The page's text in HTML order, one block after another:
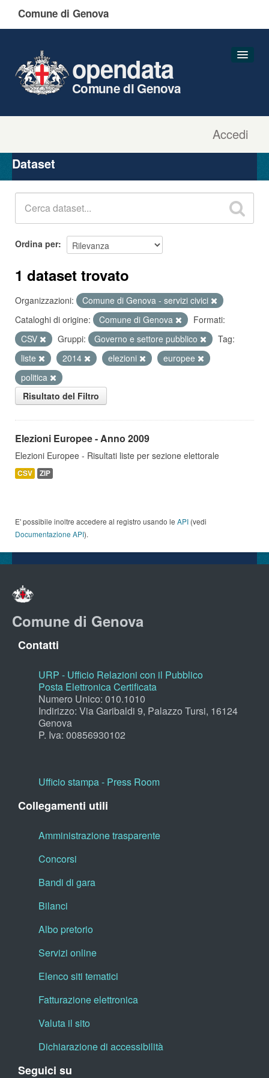
Comune di Genova
Accedi
opendata
Comune di Genova
Organizzazioni
Gruppi
Dataset
Ordina per
1 dataset trovato
Organizzazioni:
Comune di Genova - servizi civici
Cataloghi di origine:
Comune di Genova
Formati:
CSV
Gruppi: Governo e settore pubblico
Tag:
liste
2014 elezioni
europee
politica
Risultato del Filtro
Elezioni Europee - Anno 2009
Elezioni Europee - Risultati liste per sezione elettorale
CSV ZIP
E' possibile inoltre accedere al registro usando le API (vedi
Documentazione API).
Comune di Genova
Contatti
URP - Ufficio Relazioni con il Pubblico
Posta Elettronica Certificata
Numero Unico: 010.1010
Indirizzo: Via Garibaldi 9, Palazzo Tursi, 16124
Genova
P. Iva: 00856930102
Ufficio stampa - Press Room
Collegamenti utili
Amministrazione trasparente
Concorsi
Bandi di gara
Bilanci
Albo pretorio
Servizi online
Elenco siti tematici
Fatturazione elettronica
Valuta il sito
Dichiarazione di accessibilità
Seguici su